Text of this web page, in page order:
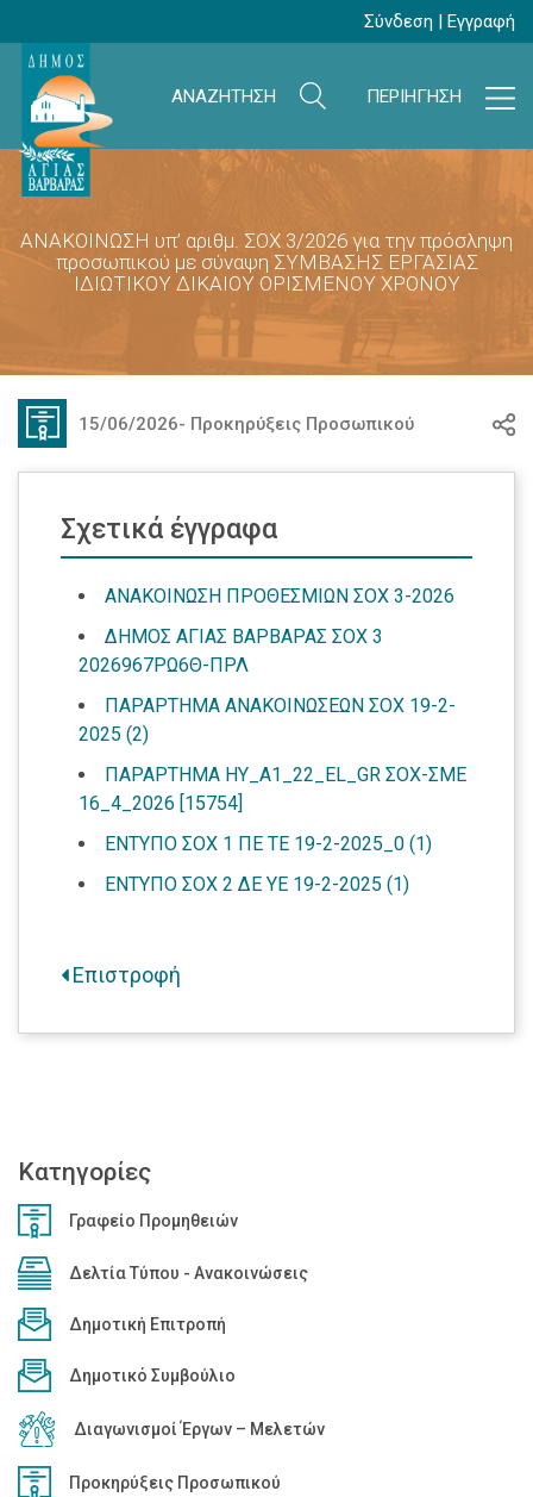
Σύνδεση | Εγγραφή
ΑΝΑΖΗΤΗΣΗ ΠΕΡΙΗΓΗΣΗ
ΑΝΑΚΟΙΝΩΣΗ υπ’ αριθμ. ΣΟΧ 3/2026 για την πρόσληψη
προσωπικού με σύναψη ΣΥΜΒΑΣΗΣ ΕΡΓΑΣΙΑΣ
ΙΔΙΩΤΙΚΟΥ ΔΙΚΑΙΟΥ ΟΡΙΣΜΕΝΟΥ ΧΡΟΝΟΥ
15/06/2026- Προκηρύξεις Προσωπικού
Σχετικά έγγραφα
ΑΝΑΚΟΙΝΩΣΗ ΠΡΟΘΕΣΜΙΩΝ ΣΟΧ 3-2026
ΔΗΜΟΣ ΑΓΙΑΣ ΒΑΡΒΑΡΑΣ ΣΟΧ 3
2026967ΡΩ6Θ-ΠΡΛ
ΠΑΡΑΡΤΗΜΑ ΑΝΑΚΟΙΝΩΣΕΩΝ ΣΟΧ 19-2-
2025 (2)
ΠΑΡΑΡΤΗΜΑ ΗΥ_A1_22_EL_GR ΣΟΧ-ΣΜΕ
16_4_2026 [15754]
ΕΝΤΥΠΟ ΣΟΧ 1 ΠΕ ΤΕ 19-2-2025_0 (1)
ΕΝΤΥΠΟ ΣΟΧ 2 ΔΕ ΥΕ 19-2-2025 (1)
Επιστροφή
Κατηγορίες
Γραφείο Προμηθειών
Δελτία Τύπου - Ανακοινώσεις
Δημοτική Επιτροπή
Δημοτικό Συμβούλιο
Διαγωνισμοί Έργων – Μελετών
Προκηρύξεις Προσωπικού